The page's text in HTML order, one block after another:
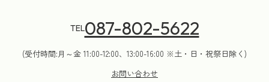
TEL087-802-5622
(受付時間:月～金 11:00-12:00、13:00-16:00 ※土・日・祝祭日除く)
お問い合わせ